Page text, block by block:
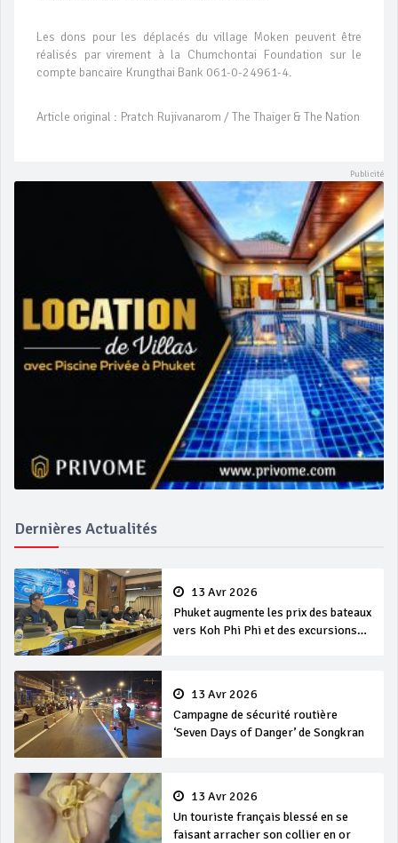
Les dons pour les déplacés du village Moken peuvent être
réalisés par virement à la Chumchontai Foundation sur le
compte bancaire Krungthai Bank 061-0-24961-4.
Article original : Pratch Rujivanarom / The Thaiger & The Nation
Dernières Actualités
13 Avr 2026
Phuket augmente les prix des bateaux
vers Koh Phi Phi et des excursions
13 Avr 2026
Campagne de sécurité routière
‘Seven Days of Danger’ de Songkran
13 Avr 2026
Un touriste français blessé en se
faisant arracher son collier en or